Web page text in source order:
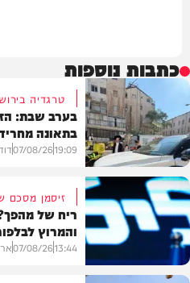
כתבות נוספות
בארץ
טרגדיה
בערב שבת:
בתאונה
19:09
07/08/26
זיסמן מסכם
ריח של
והמרוץ
13:44
07/08/26